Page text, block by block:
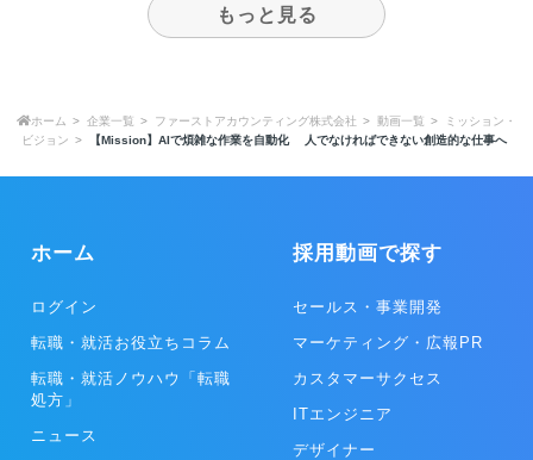
もっと見る
ホーム 企業一覧 ファーストアカウンティング株式会社 動画一覧
ミッション・
ビジョン
【Mission】AIで煩雑な作業を自動化 人でなければできない創造的な仕事へ
ホーム
ログイン
転職・就活お役立ちコラム
転職・就活ノウハウ「転職
処方」
ニュース
採用動画で探す
セールス・事業開発
マーケティング・広報PR
カスタマーサクセス
ITエンジニア
デザイナー